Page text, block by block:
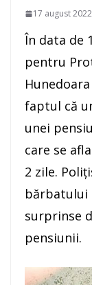
17 august 2022
În data de
pentru
faptul că
unei
care se
2 zile.
bărbatului
surprinse
pensiunii.